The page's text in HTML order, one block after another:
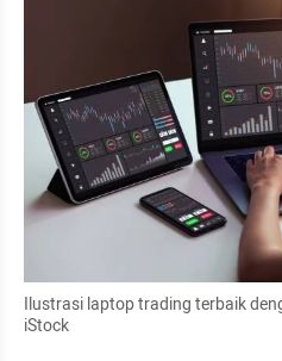
Ilustrasi laptop trading terbaik
iStock